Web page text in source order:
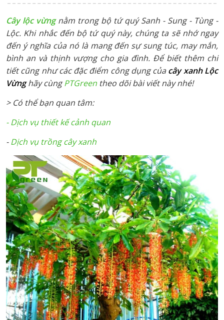
Cây lộc vừngnằm trong bộ tứ quý Sanh - Sung - Tùng -
Lộc. Khi nhắc đến bộ tứ quý này, chúng ta sẽ nhớ ngay
đến ý nghĩa của nó là mang đến sự sung túc, may mắn,
bình an và thịnh vượng cho gia đình. Để biết thêm chi
tiết cũng như các đặc điểm công dụng củacây xanh Lộc
Vừnghãy cùngPTGreen theo dõi bài viết này nhé!
> Có thể bạn quan tâm:
- Dịch vụ thiết kế cảnh quan
-Dịch vụ trồng cây xanh